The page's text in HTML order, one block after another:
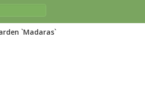
`Madaras`